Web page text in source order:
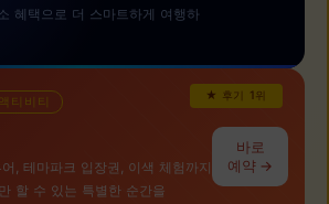
혜택으로 더 스마트하게 여행하
★ 후기 1위
티비티
, 테마파크 입장권, 이색 체험까지
할 수 있는 특별한 순간을
바로
예약 →